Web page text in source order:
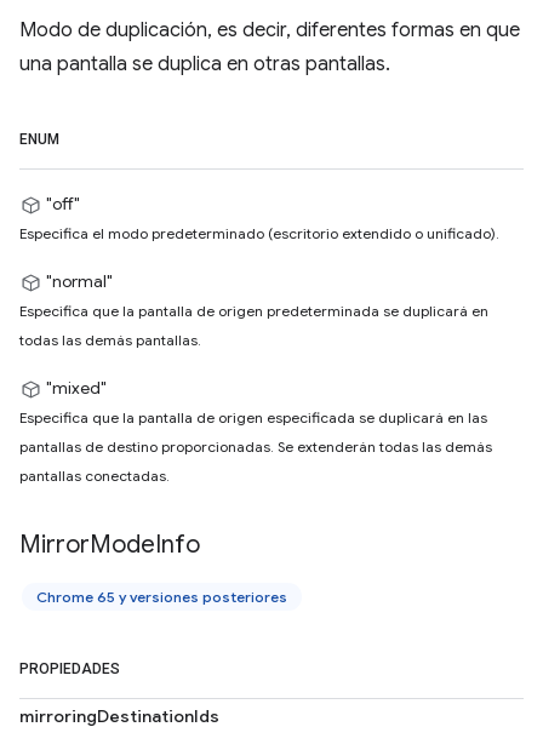
Modo de duplicación, es decir, diferentes formas en que
una pantalla se duplica en otras pantallas.
ENUM
"off"
Especifica el modo predeterminado (escritorio extendido o unificado).
"normal"
Especifica que la pantalla de origen predeterminada se duplicará en
todas las demás pantallas.
"mixed"
Especifica que la pantalla de origen especificada se duplicará en las
pantallas de destino proporcionadas. Se extenderán todas las demás
pantallas conectadas.
MirrorModeInfo
Chrome 65 y versiones posteriores
PROPIEDADES
mirroringDestinationIds